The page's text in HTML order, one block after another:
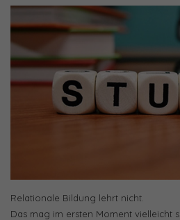
Relationale Bildung lehrt nicht.
Das mag im ersten Moment vielleicht